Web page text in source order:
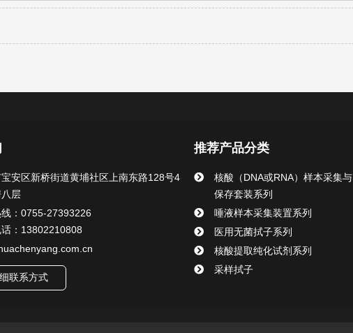
安区新桥街道黄埔社区上南东路128号4
层
：0755-27393226
：13802210808
联系方式
推荐产品分类
核酸（DNA或RNA）样本采集与
保存套装系列
唾液样本采集装置系列
医用无菌拭子系列
核酸提取纯化试剂系列
采样拭子